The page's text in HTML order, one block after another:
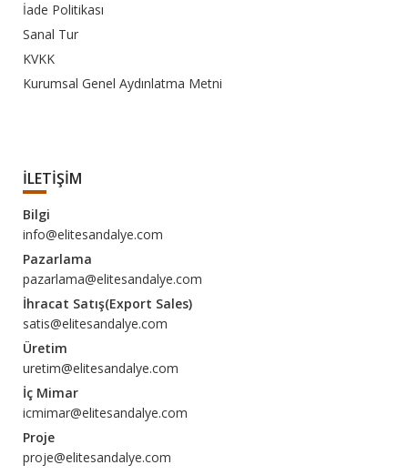
İade Politikası
Sanal Tur
KVKK
Kurumsal Genel Aydınlatma Metni
İLETİŞİM
Bilgi
info@elitesandalye.com
Pazarlama
pazarlama@elitesandalye.com
İhracat Satış(Export Sales)
satis@elitesandalye.com
Üretim
uretim@elitesandalye.com
İç Mimar
icmimar@elitesandalye.com
Proje
proje@elitesandalye.com